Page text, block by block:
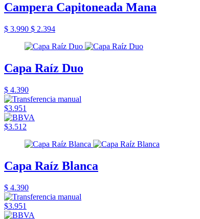
Campera Capitoneada Mana
$ 3.990 $ 2.394
Capa Raíz Duo
$ 4.390
$3.951
$3.512
Capa Raíz Blanca
$ 4.390
$3.951